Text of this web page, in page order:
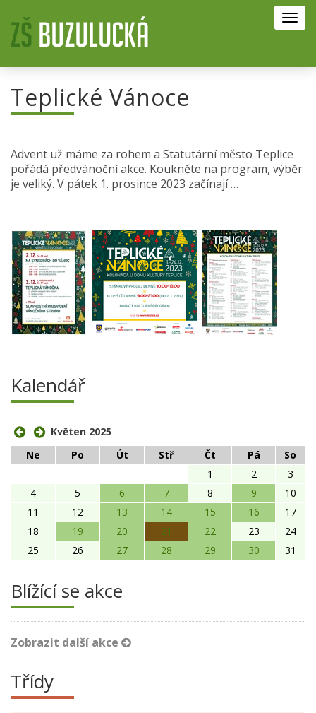
Teplické Vánoce
Advent už máme za rohem a Statutární město Teplice
pořádá předvánoční akce. Koukněte na program, výběr
je veliký. V pátek 1. prosince 2023 začínají …
Kalendář
Květen 2025
Ne
Po Út Stř Čt Pá
So
1
2
3
4
5 6 7 8 9
10
11
12 13 14 15 16
17
18
19 20 21 22 23
24
25
26 27 28 29 30 31
Blížící se akce
Zobrazit další akce
Třídy